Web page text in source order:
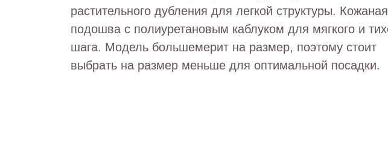
растительного дубления для легкой структуры. Кожаная
подошва с полиуретановым каблуком для мягкого и
шага. Модель большемерит на размер, поэтому стоит
выбрать на размер меньше для оптимальной посадки.